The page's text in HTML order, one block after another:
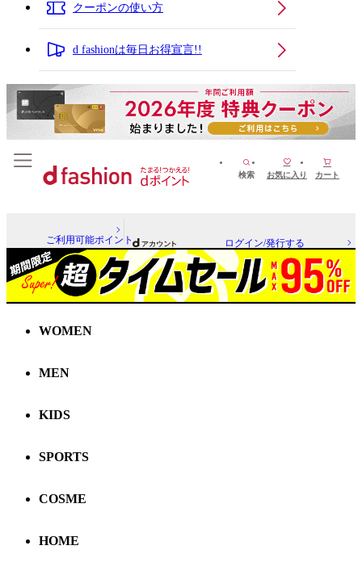
クーポンの使い方
d fashionは毎日お得宣言!!
検索 お気に入り カート
ご利用可能ポイント ログイン/発行する
WOMEN
MEN
KIDS
SPORTS
COSME
HOME